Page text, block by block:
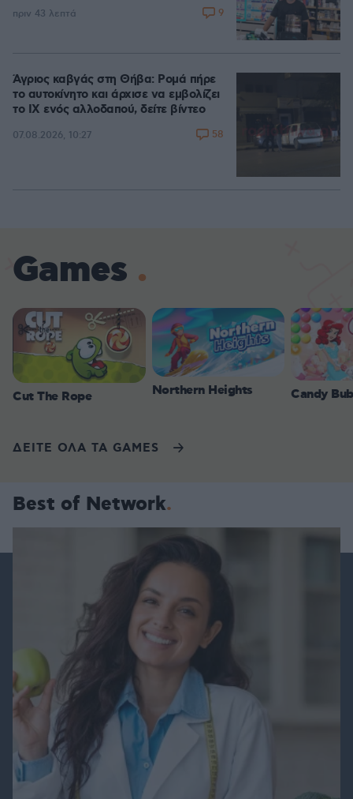
πριν 43 λεπτά 9
Άγριος καβγάς στη Θήβα: Ρομά πήρε
το αυτοκίνητο και άρχισε να εμβολίζει
το ΙΧ ενός αλλοδαπού, δείτε βίντεο
07.08.2026, 10:27 58
Games
Cut The Rope Northern Heights Candy
ΔΕΙΤΕ ΟΛΑ ΤΑ GAMES
Best of Network